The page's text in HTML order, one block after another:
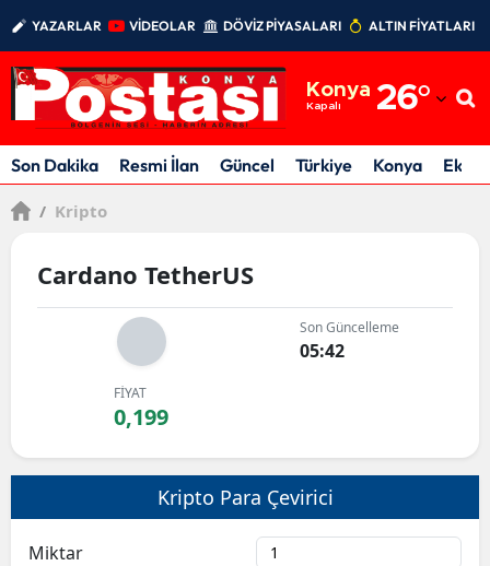
YAZARLAR VİDEOLAR DÖVİZ PİYASALARI ALTIN FİYATLARI
Konya
Kapalı 26°
Adıyaman
Afyonkarahisar
Antalya
Son Dakika Resmi İlan Güncel Türkiye Konya
/ Kripto
Cardano TetherUS
Son Güncelleme
05:42
FİYAT
0,199
Kripto Para Çevirici
Miktar